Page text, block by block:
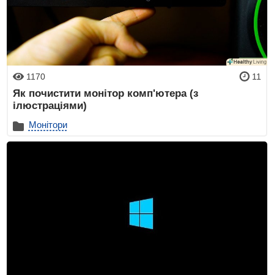
1170 11
Як почистити монітор комп'ютера (з
ілюстраціями)
Монітори